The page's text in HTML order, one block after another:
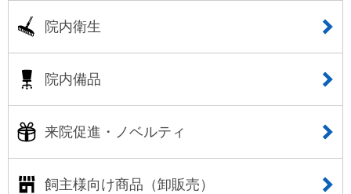
院内衛生
院内備品
来院促進・ノベルティ
飼主様向け商品（卸販売）